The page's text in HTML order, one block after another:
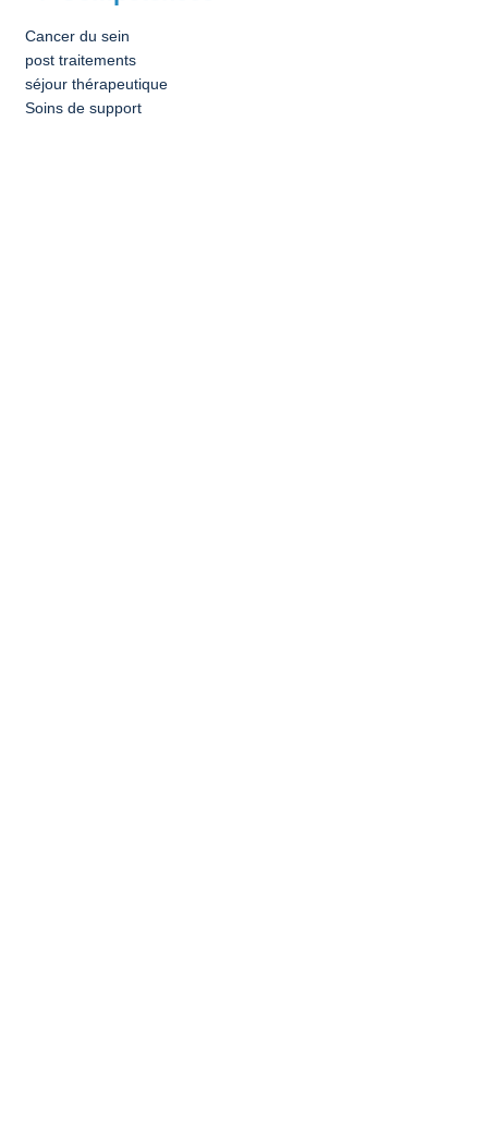
Cancer du sein
post traitements
séjour thérapeutique
Soins de support